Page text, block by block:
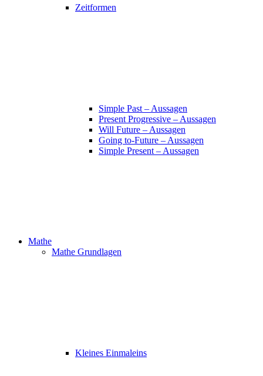
Zeitformen
Simple Past – Aussagen
Present Progressive – Aussagen
Will Future – Aussagen
Going to-Future – Aussagen
Simple Present – Aussagen
Mathe
Mathe Grundlagen
Kleines Einmaleins